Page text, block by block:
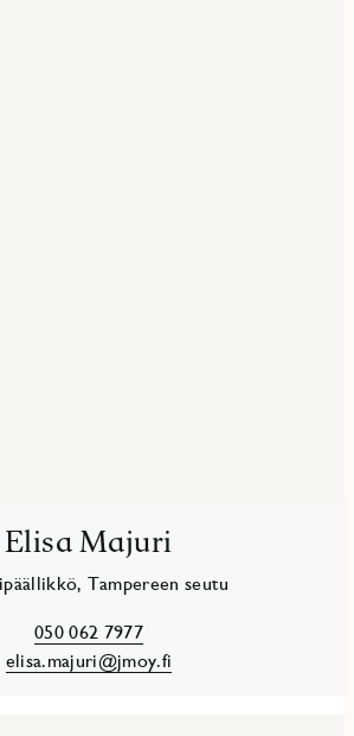
Elisa Majuri
Tampereen seutu
050 062 7977
elisa.majuri@jmoy.fi